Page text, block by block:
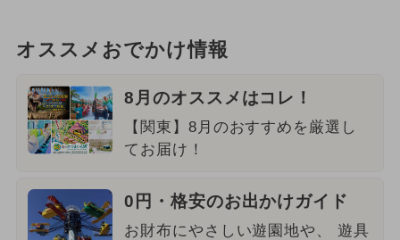
オススメおでかけ情報
8月のオススメはコレ！
【関東】8月のおすすめを厳選し
てお届け！
0円・格安のお出かけガイド
お財布にやさしい遊園地や、 遊具